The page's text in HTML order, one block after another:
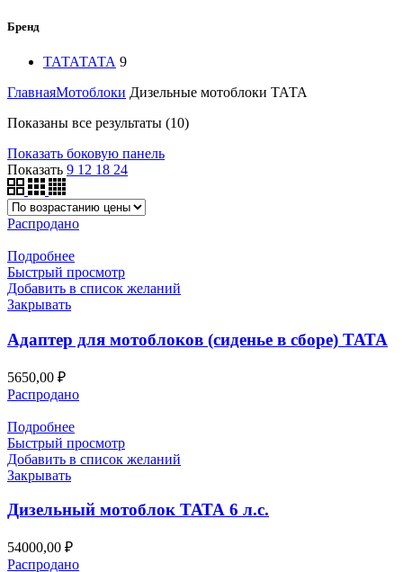
Бренд
ТАТАТАТА 9
ГлавнаяМотоблоки Дизельные мотоблоки ТАТА
Показаны все результаты (10)Цены:
Показать боковую панель
Показать 9 12 18 24
Распродано
Подробнее
Быстрый просмотр
Добавить в список желаний
Закрывать
Адаптер для мотоблоков (сиденье в сборе) ТАТА
5650,00 ₽
Распродано
Подробнее
Быстрый просмотр
Добавить в список желаний
Закрывать
Дизельный мотоблок ТАТА 6 л.с.
54000,00 ₽
Распродано